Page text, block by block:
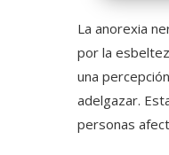
La anorexia
por la
una
adelgazar.
personas